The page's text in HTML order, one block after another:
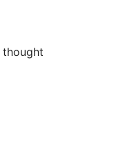
thought